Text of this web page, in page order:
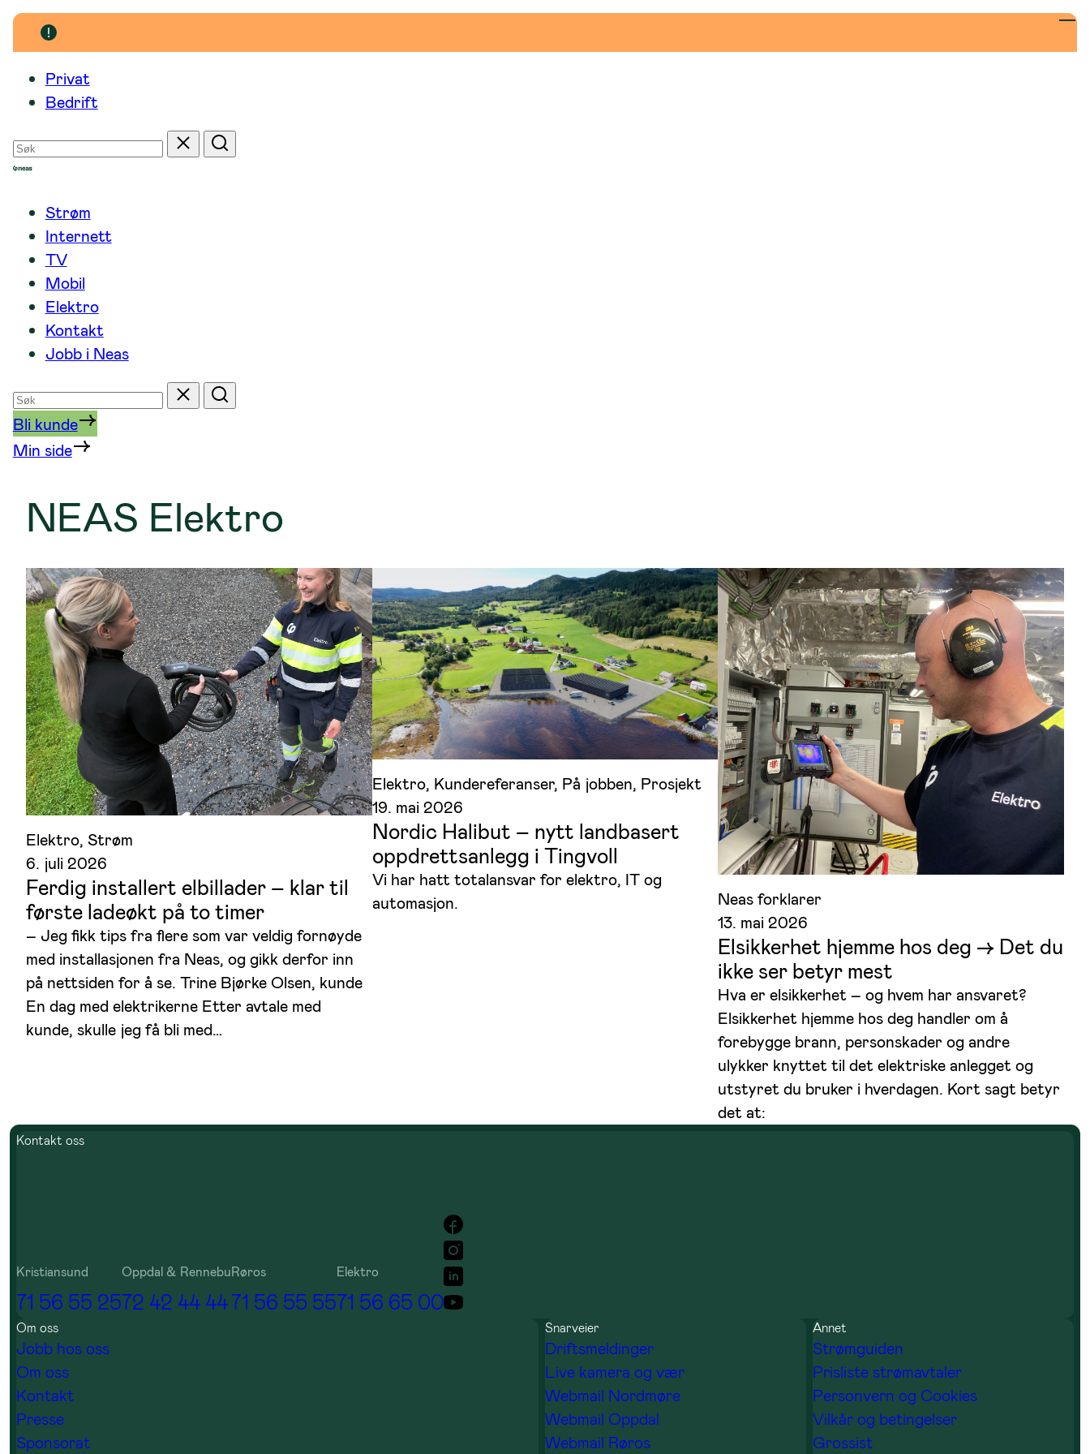
Hopp
Privat
Bedrift
Søk
etter
Tilbakestill
Søk
Strøm
Internett
TV
Mobil
Elektro
Kontakt
Jobb i Neas
Søk
etter
Tilbakestill
Søk
Bli kunde
Min side
NEAS Elektro
Elektro, Strøm
6. juli 2026
Ferdig installert elbillader – klar til
første ladeøkt på to timer
– Jeg fikk tips fra flere som var veldig fornøyde
med installasjonen fra Neas, og gikk derfor inn
på nettsiden for å se. Trine Bjørke Olsen, kunde
En dag med elektrikerne Etter avtale med
kunde, skulle jeg få bli med…
Elektro, Kundereferanser, På jobben, Prosjekt
19. mai 2026
Nordic Halibut – nytt landbasert
oppdrettsanlegg i Tingvoll
Vi har hatt totalansvar for elektro, IT og
automasjon.
Neas forklarer
13. mai 2026
Elsikkerhet hjemme hos deg –> Det du
ikke ser betyr mest
Hva er elsikkerhet – og hvem har ansvaret?
Elsikkerhet hjemme hos deg handler om å
forebygge brann, personskader og andre
ulykker knyttet til det elektriske anlegget og
utstyret du bruker i hverdagen. Kort sagt betyr
det at:
Kontakt oss
Kristiansund
71 56 55 25
Oppdal & Rennebu
72 42 44 44
Røros
71 56 55 55
Elektro
71 56 65 00
Om oss
Jobb hos oss
Om oss
Kontakt
Presse
Sponsorat
Snarveier
Driftsmeldinger
Live kamera og vær
Webmail Nordmøre
Webmail Oppdal
Webmail Røros
Annet
Strømguiden
Prisliste strømavtaler
Personvern og Cookies
Vilkår og betingelser
Grossist